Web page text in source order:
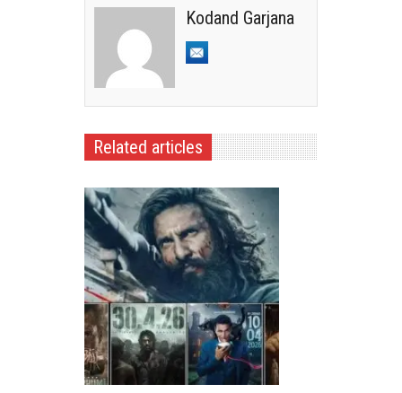
Kodand Garjana
Related articles